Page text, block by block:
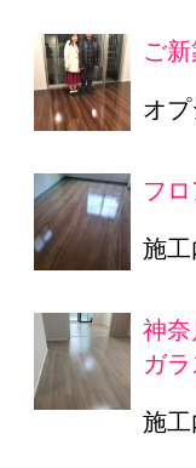
ご
オ
フ
施
神
ガ
施